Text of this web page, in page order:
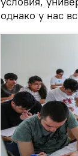
однако у нас